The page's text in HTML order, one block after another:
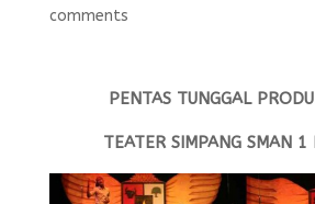
comments
PENTAS TUNGGAL
TEATER SIMPANG SMAN